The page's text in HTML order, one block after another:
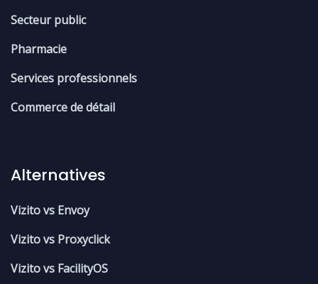
Secteur public
Pharmacie
Services professionnels
Commerce de détail
Alternatives
Vizito vs Envoy
Vizito vs Proxyclick
Vizito vs FacilityOS